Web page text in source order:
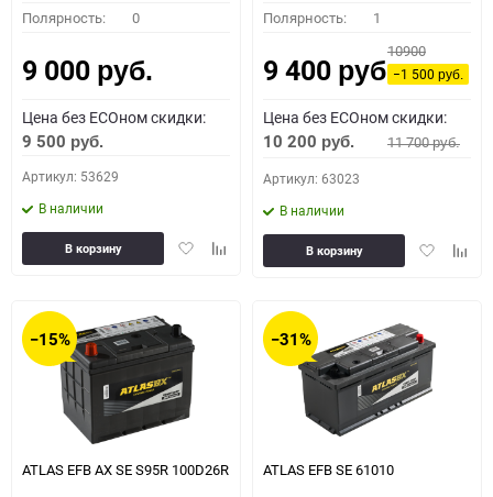
Полярность: 0
9 000 руб.
Цена без ECOном скидки:
9 500 руб.
Артикул: 53629
В наличии
ДобавитьДобавить
В корзину
Полярность: 1
9 400 руб.
10900
−1 500руб.
Цена без ECOном скидки:
10 200 руб. 11 700руб.
Артикул: 63023
В наличии
Добавить
В корзину
−15%
ATLAS EFB AX SE S95R 100D26R
−31%
ATLAS EFB SE 61010